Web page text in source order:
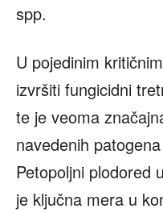
spp.
U pojedinim
izvršiti fungicidni
te je veoma
navedenih
Petopoljni plodored
je ključna mera u